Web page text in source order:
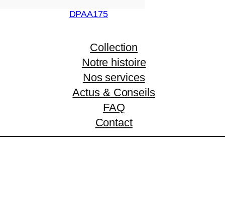
DPAA175
Collection
Notre histoire
Nos services
Actus & Conseils
FAQ
Contact